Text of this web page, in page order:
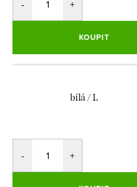
KOUPIT
bílá / L